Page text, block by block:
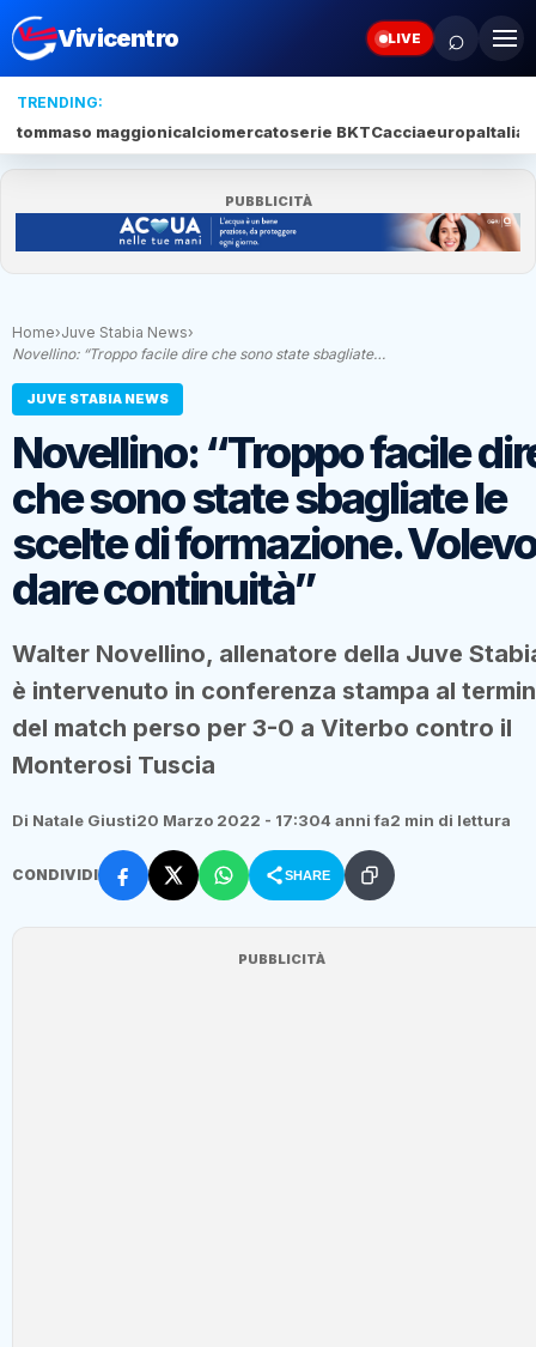
Vivicentro LIVE ⌕
TRENDING:
tommaso maggionicalciomercatoserie BKTCacciaeuropaItalia
PUBBLICITÀ
Home›Juve Stabia News›
Novellino: “Troppo facile dire che sono state sbagliate…
JUVE STABIA NEWS
Novellino: “Troppo facile
che sono state sbagliate le
scelte di formazione. Volevo
dare continuità”
Walter Novellino, allenatore della Juve
è intervenuto in conferenza stampa al
del match perso per 3-0 a Viterbo contro il
Monterosi Tuscia
Di Natale Giusti20 Marzo 2022 - 17:304 anni fa2 min di lettura
CONDIVIDI SHARE
PUBBLICITÀ